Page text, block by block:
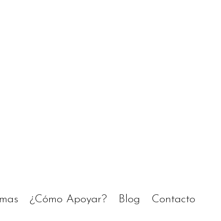
¿Cómo Apoyar? Blog Contacto